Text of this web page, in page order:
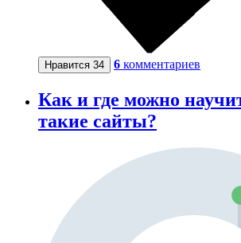
Нравится 34 6 комментариев
Как и где можно
такие сайты?